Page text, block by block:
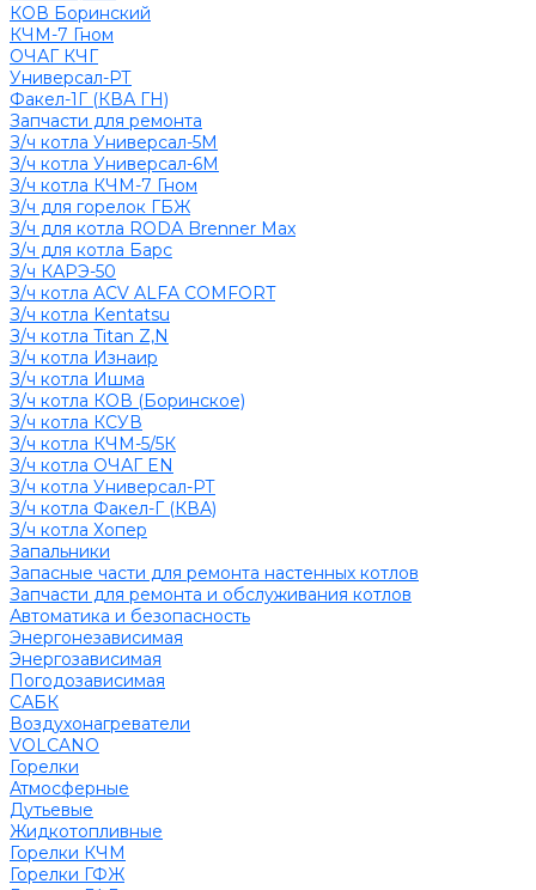
КОВ Боринский
КЧМ-7 Гном
ОЧАГ КЧГ
Универсал-РТ
Факел-1Г (КВА ГН)
Запчасти для ремонта
З/ч котла Универсал-5М
З/ч котла Универсал-6М
З/ч котла КЧМ-7 Гном
З/ч для горелок ГБЖ
З/ч для котла RODA Brenner Max
З/ч для котла Барс
З/ч КАРЭ-50
З/ч котла ACV ALFA COMFORT
З/ч котла Kentatsu
З/ч котла Titan Z,N
З/ч котла Изнаир
З/ч котла Ишма
З/ч котла КОВ (Боринское)
З/ч котла КСУВ
З/ч котла КЧМ-5/5К
З/ч котла ОЧАГ EN
З/ч котла Универсал-РТ
З/ч котла Факел-Г (КВА)
З/ч котла Хопер
Запальники
Запасные части для ремонта настенных котлов
Запчасти для ремонта и обслуживания котлов
Автоматика и безопасность
Энергонезависимая
Энергозависимая
Погодозависимая
САБК
Воздухонагреватели
VOLCANO
Горелки
Атмосферные
Дутьевые
Жидкотопливные
Горелки КЧМ
Горелки ГФЖ